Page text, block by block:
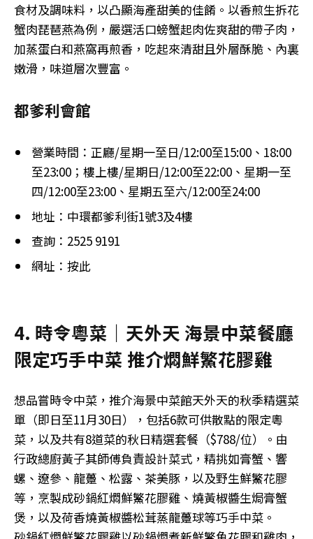
食材及調味料，以凸顯海產甜美的佳餚。以香煎生拆花
蟹肉琵琶燕為例，嚴選活口螃蟹起肉佐爽甜的帶子肉，
加蒸蛋白和燕窩再煎香，吃起來清甜且外層酥脆、內裏
嫩滑，味道層次豐富。
都爹利會館
營業時間：正廳/星期一至日/12:00至15:00、18:00
至23:00；樓上樓/星期日/12:00至22:00、星期一至
四/12:00至23:00、星期五至六/12:00至24:00
地址：中環都爹利街1號3及4樓
查詢：2525 9191
網址：按此
4. 時令粵菜｜天外天 海景中菜餐廳
限定巧手中菜 推介燜鮮鰵花膠雞
想品嘗時令中菜，推介海景中菜館天外天的秋季精選菜
單（即日至11月30日），包括6款可供散點的限定粵
菜，以及共有8道菜的秋日精選套餐（$788/位）。由
行政總廚黃子其師傅負責設計菜式，精挑如膏蟹、響
螺、遼參、龍躉、松露、茶美豚，以及野生鮮鰵花膠
等，烹製成砂鍋紅燜鮮鰵花膠雞、燒黃椒醬生焗膏蟹
煲，以及荷香燒黃椒醬松茸蒸龍躉球等巧手中菜。